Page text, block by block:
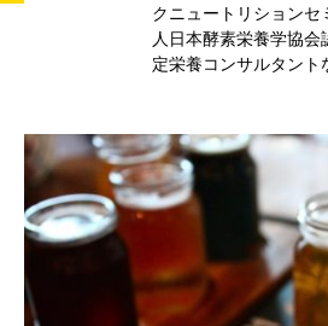
クニュートリション
人日本酵素栄養学協
定栄養コンサルタント